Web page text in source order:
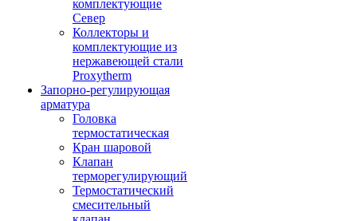
комплектующие
Север
Коллекторы и
комплектующие из
нержавеющей стали
Proxytherm
Запорно-регулирующая
арматура
Головка
термостатическая
Кран шаровой
Клапан
терморегулирующий
Термостатический
смесительный